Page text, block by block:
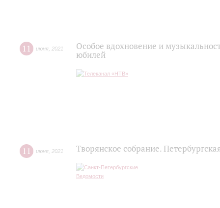
11 июня 2021
Особое вдохновение и
юбилей
11 июня 2021 Творянское собрание.